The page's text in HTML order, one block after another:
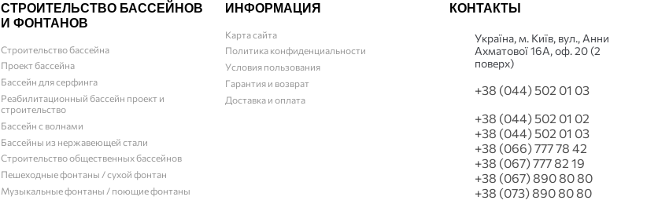
СТРОИТЕЛЬСТВО БАССЕЙНОВ
И ФОНТАНОВ
Строительство бассейна
Проект бассейна
Бассейн для серфинга
Реабилитационный бассейн проект и
строительство
Бассейн с волнами
Бассейны из нержавеющей стали
Строительство общественных бассейнов
Пешеходные фонтаны / сухой фонтан
Музыкальные фонтаны / поющие фонтаны
ИНФОРМАЦИЯ
Карта сайта
Политика конфиденциальности
Условия пользования
Гарантия и возврат
Доставка и оплата
КОНТАКТЫ
Українa, м. Київ, вул., Анни
Ахматової 16А, оф. 20 (2
поверх)
+38 (044) 502 01 03
+38 (044) 502 01 02
+38 (044) 502 01 03
+38 (066) 777 78 42
+38 (067) 777 82 19
+38 (067) 890 80 80
+38 (073) 890 80 80